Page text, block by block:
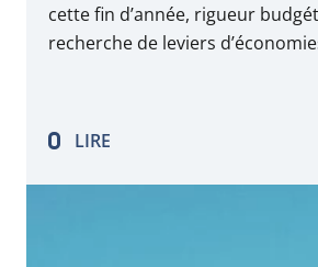
cette fin d’année, rigueur
recherche de leviers
entreprises. La totalité des
informatiques mondiales est en
de 7,3 % cette année (Gartner).
LIRE